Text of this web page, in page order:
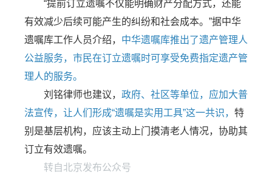
“提前订立遗嘱不仅能明确财产分配方式，还能
有效减少后续可能产生的纠纷和社会成本。”据中华
遗嘱库工作人员介绍， 中华遗嘱库推出了遗产管理人
公益服务，市民在订立遗嘱时可享受免费指定遗产管
理人的服务。
刘铭律师也建议， 政府、社区等单位，应加大普
法宣传，让人们形成“遗嘱是实用工具”这一共识， 特
别是基层机构，应该主动上门摸清老人情况，协助其
订立有效遗嘱。
转自北京发布公众号